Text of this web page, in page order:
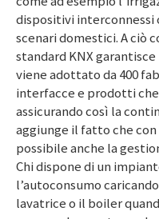
dispositivi interconnessi
scenari domestici. A ciò
standard KNX
viene adottato da 400
interfacce e prodotti
assicurando così la
aggiunge il fatto che
possibile anche la
Chi dispone di un
l’autoconsumo
lavatrice o il boiler